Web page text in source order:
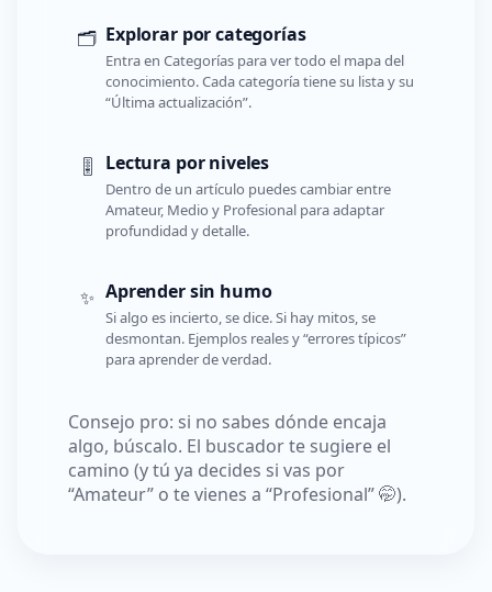
🗂️ Explorar por categorías
Entra en Categorías para ver todo el mapa del
conocimiento. Cada categoría tiene su lista y su
“Última actualización”.
🎚️ Lectura por niveles
Dentro de un artículo puedes cambiar entre
Amateur, Medio y Profesional para adaptar
profundidad y detalle.
✨ Aprender sin humo
Si algo es incierto, se dice. Si hay mitos, se
desmontan. Ejemplos reales y “errores típicos”
para aprender de verdad.
Consejo pro: si no sabes dónde encaja
algo, búscalo. El buscador te sugiere el
camino (y tú ya decides si vas por
“Amateur” o te vienes a “Profesional” 🤭).